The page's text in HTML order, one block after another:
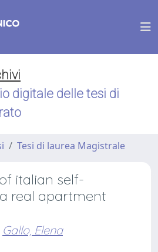
digitale delle tesi di
Tesi di laurea Magistrale
italian self-
real apartment
Gallo, Elena